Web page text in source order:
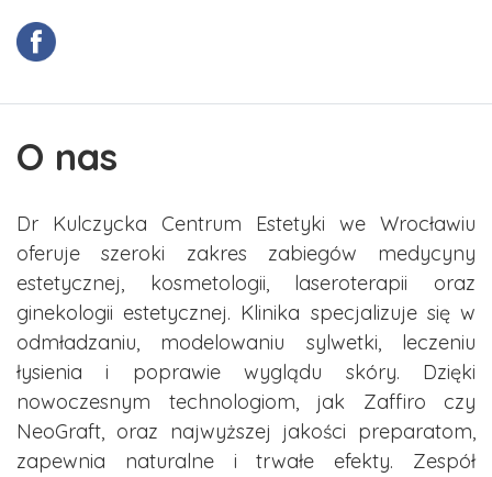
O nas
Dr Kulczycka Centrum Estetyki we Wrocławiu
oferuje szeroki zakres zabiegów medycyny
estetycznej, kosmetologii, laseroterapii oraz
ginekologii estetycznej. Klinika specjalizuje się w
odmładzaniu, modelowaniu sylwetki, leczeniu
łysienia i poprawie wyglądu skóry. Dzięki
nowoczesnym technologiom, jak Zaffiro czy
NeoGraft, oraz najwyższej jakości preparatom,
zapewnia naturalne i trwałe efekty. Zespół